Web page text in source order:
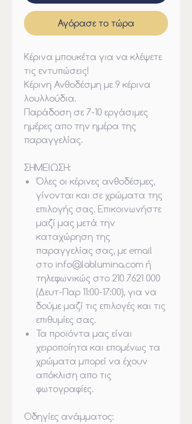
Αγόρασε το τώρα
Κέρινα μπουκέτα για να κλέψετε
τις εντυπώσεις!
Κέρινη Ανθοδέσμη με 9 κέρινα
λουλλούδια.
Παράδοση σε 7-10 εργάσιμες
ημέρες απο την ημέρα της
παραγγελίας.
ΣΗΜΕΙΩΣΗ:
Όλες οι κέρινες ανθοδέσμες,
γίνονται και σε χρώματα της
επιλογής σας. Επικοινωνήστε
μαζί μας μετά την
καταχώρηση της
παραγγελίας σας, με email
στο info@lablumina.com ή
τηλεφωνικώς στο 210 7621 000
(Δευτ-Παρ 11:00-17:00), για να
δούμε μαζί τις επιλογές και τις
επιθυμίες σας.
Τα προϊόντα μας είναι
χειροποίητα και επομένως τα
χρώματα μπορεί να έχουν
απόκλιση απο τις
φωτογραφίες.
Οδηγίες ανάμματος: